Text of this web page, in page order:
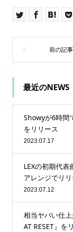
最近のNEWS
Showyが6時間
をリリース
2023.07.17
LEXの初期代
アレンジでリ
2023.07.12
相当ヤバい仕
AT RESET』を